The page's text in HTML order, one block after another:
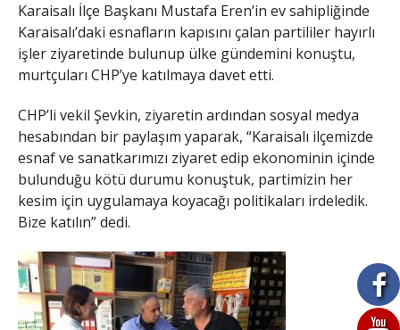
Karaisalı İlçe Başkanı Mustafa Eren’in ev sahipliğinde
Karaisalı’daki esnafların kapısını çalan partililer hayırlı
işler ziyaretinde bulunup ülke gündemini konuştu,
murtçuları CHP’ye katılmaya davet etti.
CHP’li vekil Şevkin, ziyaretin ardından sosyal medya
hesabından bir paylaşım yaparak, “Karaisalı ilçemizde
esnaf ve sanatkarımızı ziyaret edip ekonominin içinde
bulunduğu kötü durumu konuştuk, partimizin her
kesim için uygulamaya koyacağı politikaları irdeledik.
Bize katılın” dedi.